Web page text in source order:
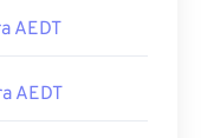
AEDT
AEDT